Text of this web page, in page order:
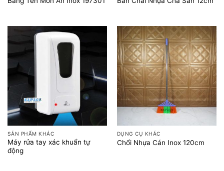
SẢN PHẨM KHÁC
Máy rửa tay xác khuẩn tự
động
DỤNG CỤ KHÁC
Chổi Nhựa Cán Inox 120cm